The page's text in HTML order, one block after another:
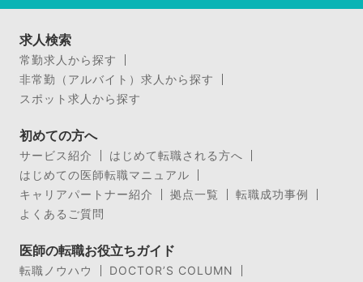
求人検索
常勤求人から探す
非常勤（アルバイト）求人から探す
スポット求人から探す
初めての方へ
サービス紹介
はじめて転職される方へ
はじめての医師転職マニュアル
キャリアパートナー紹介
拠点一覧
転職成功事例
よくあるご質問
医師の転職お役立ちガイド
転職ノウハウ
DOCTOR’S COLUMN